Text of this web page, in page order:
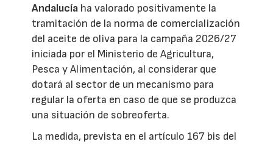
Andalucía ha valorado positivamente la
tramitación de la norma de comercialización
del aceite de oliva para la campaña 2026/27
iniciada por el Ministerio de Agricultura,
Pesca y Alimentación, al considerar que
dotará al sector de un mecanismo para
regular la oferta en caso de que se produzca
una situación de sobreoferta.
La medida, prevista en el artículo 167 bis del